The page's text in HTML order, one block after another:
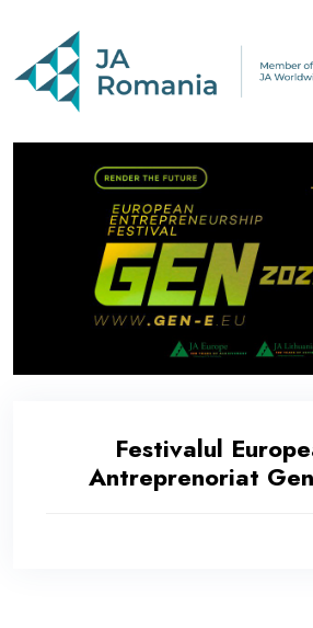
Festivalul
Antreprenoriat